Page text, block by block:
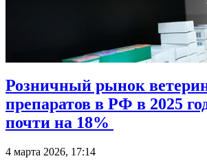
Розничный рынок
препаратов в РФ в 2025
почти на 18%
4 марта 2026, 17:14